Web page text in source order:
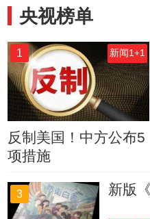
央视榜单
1 新闻1+1
反制美国！中方公布5
项措施
3 新版